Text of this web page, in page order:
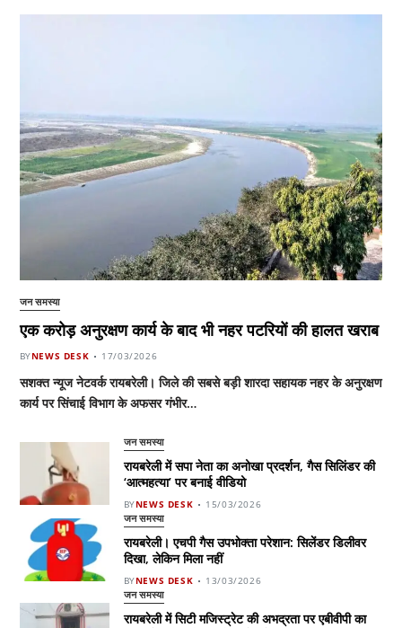
जन समस्या
एक करोड़ अनुरक्षण कार्य के बाद भी नहर पटरियों की हालत खराब
BYNEWS DESK 17/03/2026
सशक्त न्यूज नेटवर्क रायबरेली। जिले की सबसे बड़ी शारदा सहायक नहर के अनुरक्षण
कार्य पर सिंचाई विभाग के अफसर गंभीर…
जन समस्या
रायबरेली में सपा नेता का अनोखा प्रदर्शन, गैस सिलिंडर की
‘आत्महत्या’ पर बनाई वीडियो
BYNEWS DESK 15/03/2026
जन समस्या
रायबरेली। एचपी गैस उपभोक्ता परेशान: सिलेंडर डिलीवर
दिखा, लेकिन मिला नहीं
BYNEWS DESK 13/03/2026
जन समस्या
रायबरेली में सिटी मजिस्ट्रेट की अभद्रता पर एबीवीपी का